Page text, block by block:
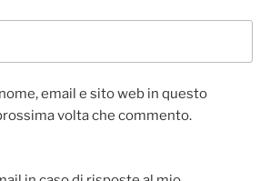
email e sito web in questo
volta che commento.